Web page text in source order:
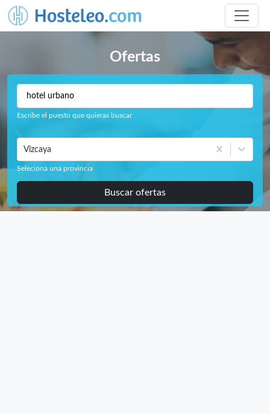
Ofertas
Escribe el puesto que quieras buscar
Vizcaya
Seleciona una provincia
Buscar ofertas